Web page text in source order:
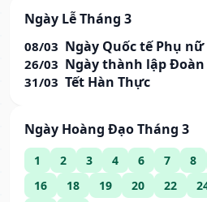
Ngày Lễ Tháng 3
08/03 Ngày Quốc tế Phụ nữ
26/03 Ngày thành lập Đoàn
31/03 Tết Hàn Thực
Ngày Hoàng Đạo Tháng 3
1 2 3 4 6 7 8
16
18 19 20 22